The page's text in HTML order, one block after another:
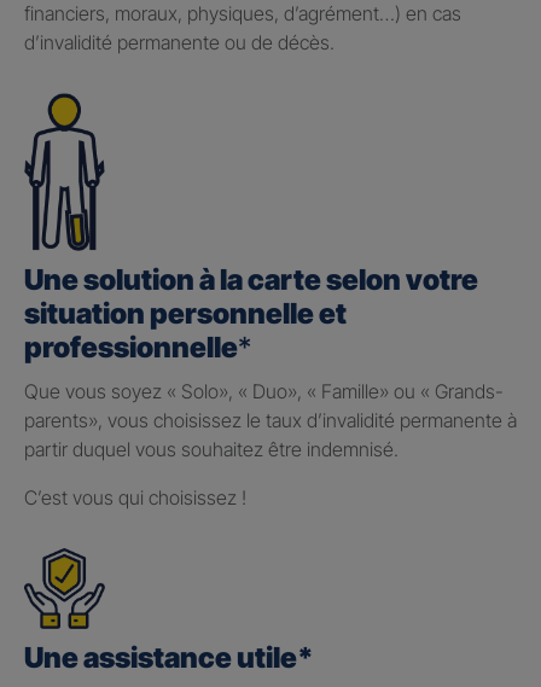
financiers, moraux, physiques, d’agrément…) en cas
d’invalidité permanente ou de décès.
Une solution à la carte selon votre
situation personnelle et
professionnelle*
Que vous soyez « Solo», « Duo», « Famille» ou « Grands-
parents», vous choisissez le taux d’invalidité permanente à
partir duquel vous souhaitez être indemnisé.
C’est vous qui choisissez !
Une assistance utile*